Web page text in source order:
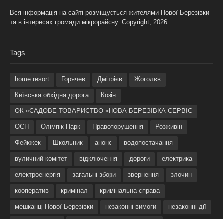
Вся інформація на сайті розміщується жителями Нової Березівки
та в інтересах громади мікрорайону. Copyright, 2026.
Tags
home resort Горячев Дмітрієв Жоголєв
Київська обхідна дорога Козін
ОК «САДОВЕ ТОВАРИСТВО «НОВА БЕРЕЗІВКА СЕРВІС
ОСН Олімпік Парк Правопорушення Розживін
Фейкжек Школьник анонс водопостачання
вуличний комітет відключення дороги електрика
електроенергія загальні збори звернення злочин
кооператив кримінал кримінальна справа
мешканці Нової Березівки незаконні вимоги незаконні дії